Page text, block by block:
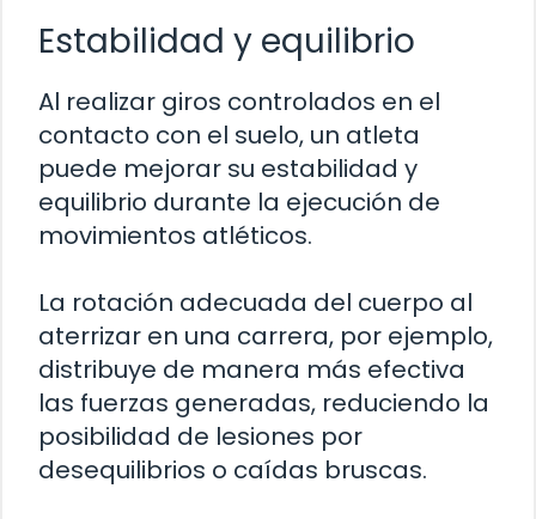
Estabilidad y equilibrio
Al realizar giros controlados en el
contacto con el suelo, un atleta
puede mejorar su estabilidad y
equilibrio durante la ejecución de
movimientos atléticos.
La rotación adecuada del cuerpo al
aterrizar en una carrera, por ejemplo,
distribuye de manera más efectiva
las fuerzas generadas, reduciendo la
posibilidad de lesiones por
desequilibrios o caídas bruscas.